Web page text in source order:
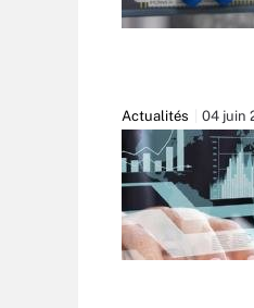
Actualités 04 juin